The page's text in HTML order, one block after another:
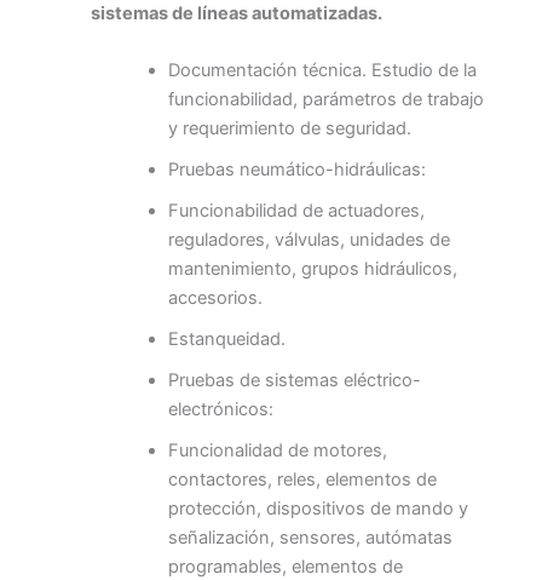
sistemas de líneas automatizadas.
Documentación técnica. Estudio de la
funcionabilidad, parámetros de trabajo
y requerimiento de seguridad.
Pruebas neumático-hidráulicas:
Funcionabilidad de actuadores,
reguladores, válvulas, unidades de
mantenimiento, grupos hidráulicos,
accesorios.
Estanqueidad.
Pruebas de sistemas eléctrico-
electrónicos:
Funcionalidad de motores,
contactores, reles, elementos de
protección, dispositivos de mando y
señalización, sensores, autómatas
programables, elementos de